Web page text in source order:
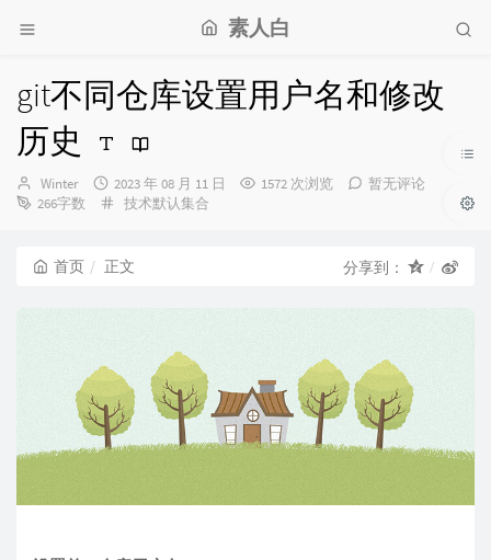
素人白
git不同仓库设置用户名和修改
历史
博
主：
Winter
发
布
2023 年 08 月 11 日 1572 次浏览
暂无评论
266字数
分
技术默认集合
首页 正文 分享到：